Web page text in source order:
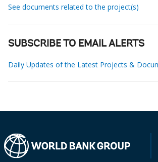
See documents related to the project(s)
SUBSCRIBE TO EMAIL ALERTS
Daily Updates of the Latest Projects &